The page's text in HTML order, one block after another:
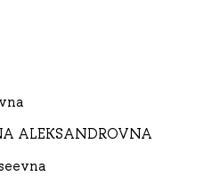
ALEKSANDROVNA